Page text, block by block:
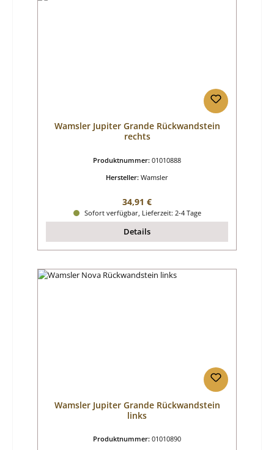
Wamsler Jupiter Grande Rückwandstein
rechts
Produktnummer: 01010888
Hersteller: Wamsler
Regulärer Preis:
34,91 €
Sofort verfügbar, Lieferzeit: 2-4 Tage
Details
Wamsler Jupiter Grande Rückwandstein
links
Produktnummer: 01010890